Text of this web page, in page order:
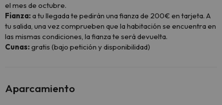
el mes de octubre.
Fianza:a tu llegada te pedirán una fianza de 200€ en tarjeta. A
tu salida, una vez comprueben que la habitación se encuentra en
las mismas condiciones, la fianza te será devuelta.
Cunas:gratis (bajo petición y disponibilidad)
Aparcamiento